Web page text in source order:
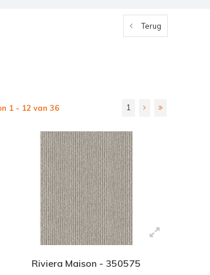
Terug
1 - 12 van 36 1
Riviera Maison - 350575